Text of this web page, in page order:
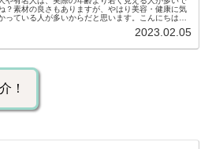
？素材の良さもありますが、やはり美容・健康に気
っている人が多いからだと思います。こんにちは！
でしょうか？今回は、芸能人…
2023.02.05
！